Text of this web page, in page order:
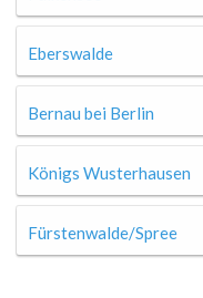
Eberswalde
Bernau bei Berlin
Königs Wusterhausen
Fürstenwalde/Spree